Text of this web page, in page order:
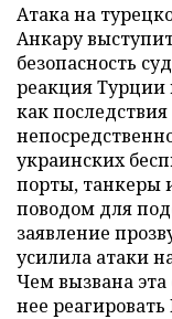
Атака на
Анкару
безопасность
реакция Турции
как
украинских
порты, танкеры
поводом для
заявление
усилила атаки
Чем вызвана
нее